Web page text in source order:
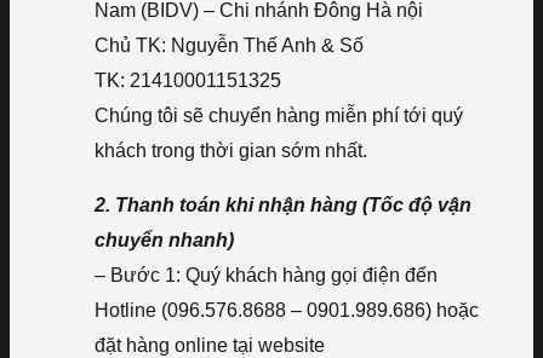
Nam (BIDV) – Chi nhánh Đông Hà nội
Chủ TK: Nguyễn Thế Anh & Số
TK: 21410001151325
Chúng tôi sẽ chuyển hàng miễn phí tới quý
khách trong thời gian sớm nhất.
2. Thanh toán khi nhận hàng (Tốc độ vận
chuyển nhanh)
– Bước 1: Quý khách hàng gọi điện đến
Hotline (096.576.8688 – 0901.989.686) hoặc
đặt hàng online tại website